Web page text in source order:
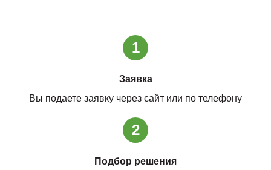
1
Заявка
Вы подаете заявку через сайт или по телефону
2
Подбор решения